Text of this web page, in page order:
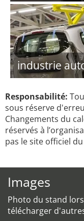
industrie
Responsabilité:
sous réserve
Changements du
réservés à
pas le site officiel
Images
Photo du stand
télécharger